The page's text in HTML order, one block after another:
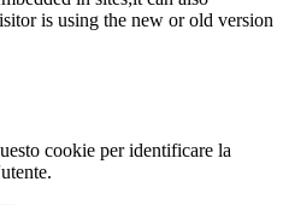
is using the new or old version
cookie per identificare la